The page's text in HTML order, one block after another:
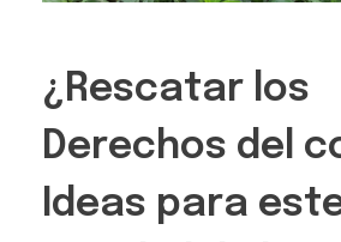
¿Rescatar los
Derechos del
Ideas para